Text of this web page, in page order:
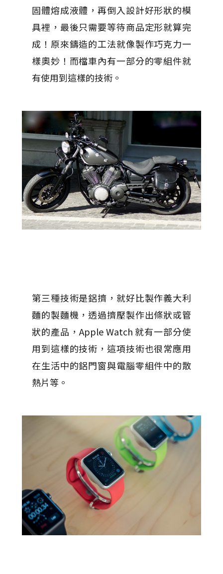
固體熔成液體，再倒入設計好形狀的模
具裡，最後只需要等待商品定形就算完
成！原來鑄造的工法就像製作巧克力一
樣奧妙！而檔車內有一部分的零組件就
有使用到這樣的技術。
第三種技術是鋁擠，就好比製作義大利
麵的製麵機，透過擠壓製作出條狀或管
狀的產品，Apple Watch 就有一部分使
用到這樣的技術，這項技術也很常應用
在生活中的鋁門窗與電腦零組件中的散
熱片等。